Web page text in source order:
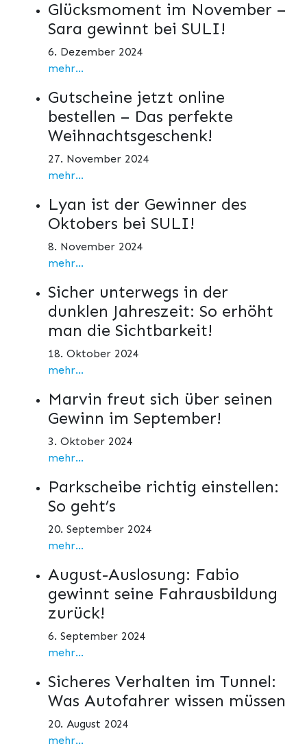
Glücksmoment im November –
Sara gewinnt bei SULI!
6. Dezember 2024
mehr...
Gutscheine jetzt online
bestellen – Das perfekte
Weihnachtsgeschenk!
27. November 2024
mehr...
Lyan ist der Gewinner des
Oktobers bei SULI!
8. November 2024
mehr...
Sicher unterwegs in der
dunklen Jahreszeit: So erhöht
man die Sichtbarkeit!
18. Oktober 2024
mehr...
Marvin freut sich über seinen
Gewinn im September!
3. Oktober 2024
mehr...
Parkscheibe richtig einstellen:
So geht’s
20. September 2024
mehr...
August-Auslosung: Fabio
gewinnt seine Fahrausbildung
zurück!
6. September 2024
mehr...
Sicheres Verhalten im Tunnel:
Was Autofahrer wissen müssen
20. August 2024
mehr...